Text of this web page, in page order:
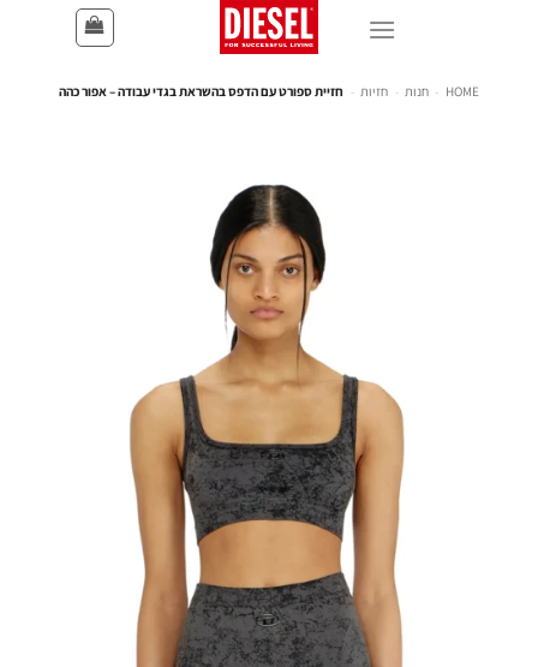
HOME
- חנות - חזיות - חזיית ספורט עם הדפס בהשראת בגדי עבודה – אפור כהה